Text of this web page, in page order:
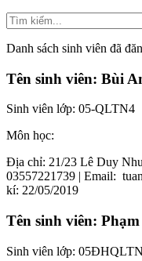
Danh sách sinh viên đã
Tên sinh viên: Bùi
Sinh viên lớp: 05-QLTN4
Môn học:
Địa chỉ: 21/23 Lê Duy
03557221739 | Email:
kí: 22/05/2019
Tên sinh viên:
Sinh viên lớp: